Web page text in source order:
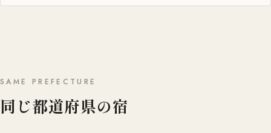
SAME PREFECTURE
同じ都道府県の宿